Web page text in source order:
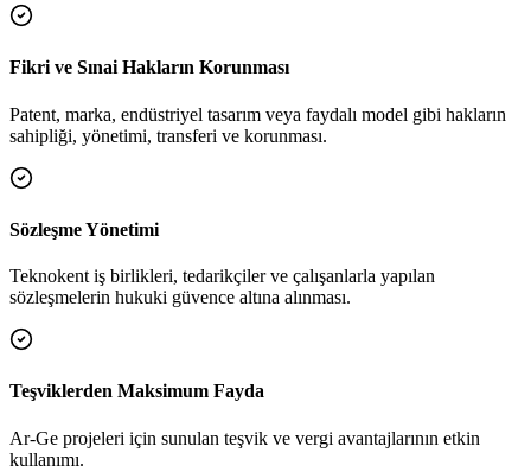
Fikri ve Sınai Hakların Korunması
Patent, marka, endüstriyel tasarım veya faydalı model gibi hakların
sahipliği, yönetimi, transferi ve korunması.
Sözleşme Yönetimi
Teknokent iş birlikleri, tedarikçiler ve çalışanlarla yapılan
sözleşmelerin hukuki güvence altına alınması.
Teşviklerden Maksimum Fayda
Ar-Ge projeleri için sunulan teşvik ve vergi avantajlarının etkin
kullanımı.